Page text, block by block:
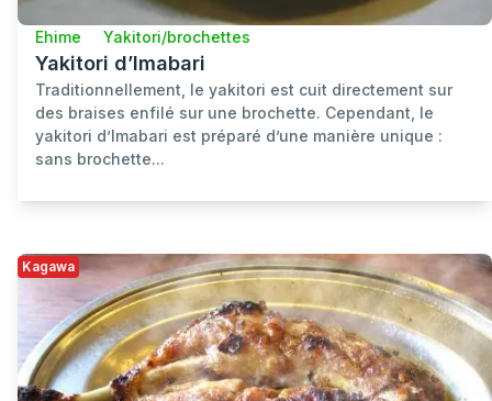
Ehime Yakitori/brochettes
Yakitori d’Imabari
Traditionnellement, le yakitori est cuit directement sur
des braises enfilé sur une brochette. Cependant, le
yakitori d’Imabari est préparé d’une manière unique :
sans brochette...
Kagawa